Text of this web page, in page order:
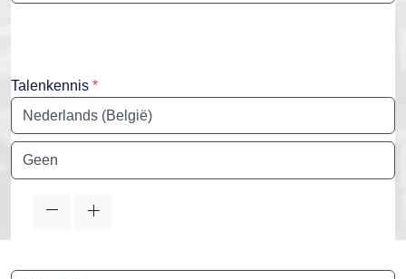
Talenkennis *
Taal
Taal